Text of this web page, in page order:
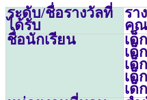
ระดับ/ชื่อรางวัลที่
ได้รับ
รา
คุณ
ชื่อนักเรียน
เด็
เด็
เด็
เด็
เด็